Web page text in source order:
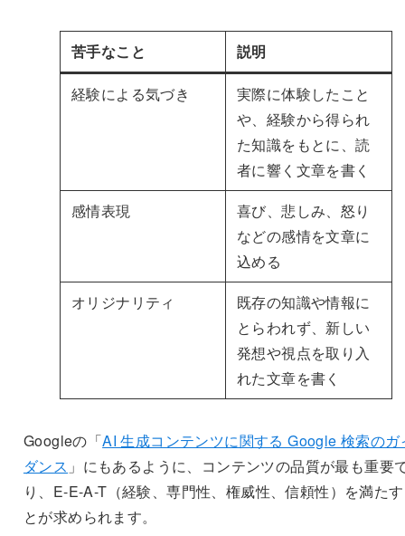
苦手なこと 説明
経験による気づき
実際に体験したこと
や、経験から得られ
た知識をもとに、読
者に響く文章を書く
感情表現
喜び、悲しみ、怒り
などの感情を文章に
込める
オリジナリティ
既存の知識や情報に
とらわれず、新しい
発想や視点を取り入
れた文章を書く
Googleの「AI 生成コンテンツに関する Google 検索のガ
ダンス 」にもあるように、コンテンツの品質が最も重要
り、E-E-A-T（経験、専門性、権威性、信頼性）を満た
とが求められます。